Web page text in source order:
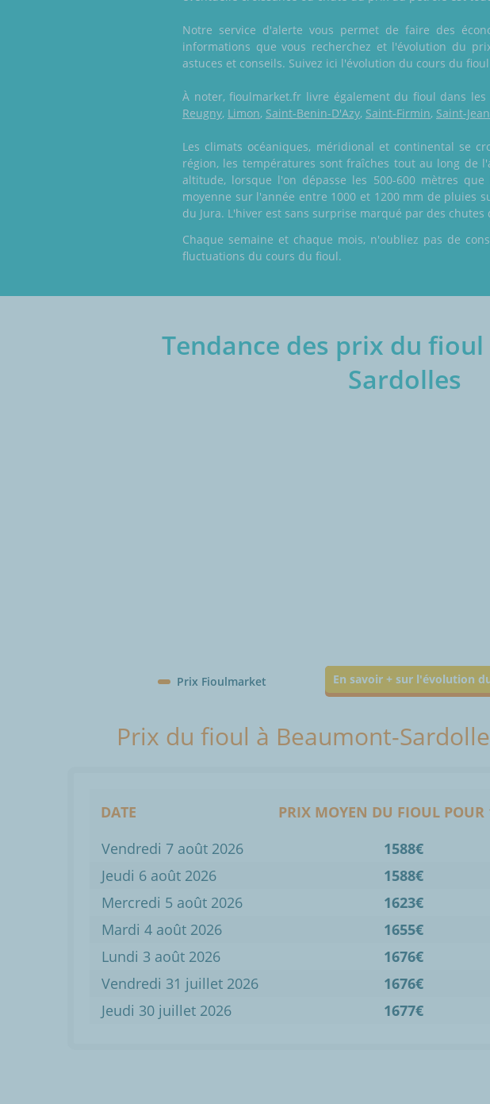
Notre service d'alerte vous permet de faire des
informations que vous recherchez et l'évolution du
astuces et conseils. Suivez ici l'évolution du cours du
À noter, fioulmarket.fr livre également du fioul dans les
Reugny, Limon, Saint-Benin-D'Azy, Saint-Firmin, Saint-
Les climats océaniques, méridional et continental se
région, les températures sont fraîches tout au long de
altitude, lorsque l'on dépasse les 500-600 mètres
moyenne sur l'année entre 1000 et 1200 mm de pluies
du Jura. L'hiver est sans surprise marqué par des
Chaque semaine et chaque mois, n'oubliez pas de
fluctuations du cours du fioul.
Tendance des prix du
Sardolles
Prix Fioulmarket En savoir + sur l'évolution
Prix du fioul à Beaumont-
DATE PRIX MOYEN DU FIOUL POUR
Vendredi 7 août 2026
1588€
Jeudi 6 août 2026
1588€
Mercredi 5 août 2026
1623€
Mardi 4 août 2026
1655€
Lundi 3 août 2026
1676€
Vendredi 31 juillet 2026
1676€
Jeudi 30 juillet 2026
1677€